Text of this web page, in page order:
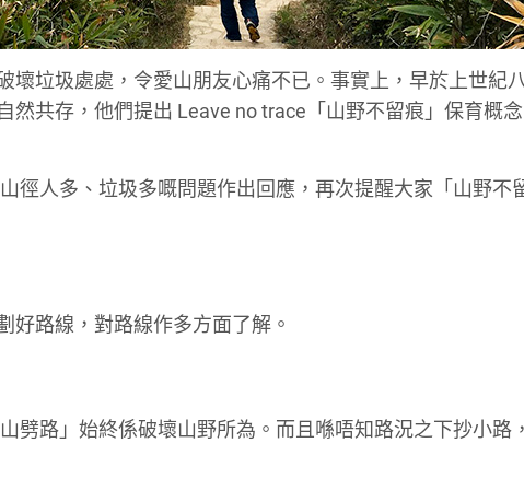
壞垃圾處處，令愛山朋友心痛不已。事實上，早於上世紀
然共存，他們提出 Leave no trace「山野不留痕」保育概
徑人多、垃圾多嘅問題作出回應，再次提醒大家「山野不
好路線，對路線作多方面了解。
劈路」始終係破壞山野所為。而且喺唔知路況之下抄小路